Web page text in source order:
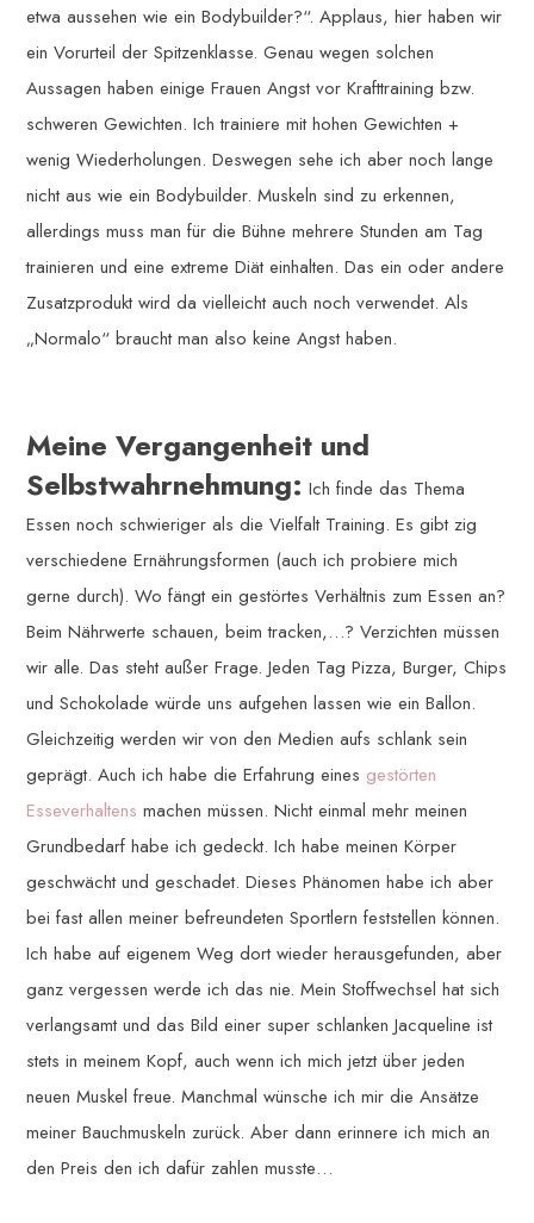
etwa aussehen wie ein Bodybuilder?“. Applaus, hier haben wir
ein Vorurteil der Spitzenklasse. Genau wegen solchen
Aussagen haben einige Frauen Angst vor Krafttraining bzw.
schweren Gewichten. Ich trainiere mit hohen Gewichten +
wenig Wiederholungen. Deswegen sehe ich aber noch lange
nicht aus wie ein Bodybuilder. Muskeln sind zu erkennen,
allerdings muss man für die Bühne mehrere Stunden am Tag
trainieren und eine extreme Diät einhalten. Das ein oder andere
Zusatzprodukt wird da vielleicht auch noch verwendet. Als
„Normalo“ braucht man also keine Angst haben.
Meine Vergangenheit und
Selbstwahrnehmung: Ich finde das Thema
Essen noch schwieriger als die Vielfalt Training. Es gibt zig
verschiedene Ernährungsformen (auch ich probiere mich
gerne durch). Wo fängt ein gestörtes Verhältnis zum Essen an?
Beim Nährwerte schauen, beim tracken,…? Verzichten müssen
wir alle. Das steht außer Frage. Jeden Tag Pizza, Burger, Chips
und Schokolade würde uns aufgehen lassen wie ein Ballon.
Gleichzeitig werden wir von den Medien aufs schlank sein
geprägt. Auch ich habe die Erfahrung eines gestörten
Esseverhaltens machen müssen. Nicht einmal mehr meinen
Grundbedarf habe ich gedeckt. Ich habe meinen Körper
geschwächt und geschadet. Dieses Phänomen habe ich aber
bei fast allen meiner befreundeten Sportlern feststellen können.
Ich habe auf eigenem Weg dort wieder herausgefunden, aber
ganz vergessen werde ich das nie. Mein Stoffwechsel hat sich
verlangsamt und das Bild einer super schlanken Jacqueline ist
stets in meinem Kopf, auch wenn ich mich jetzt über jeden
neuen Muskel freue. Manchmal wünsche ich mir die Ansätze
meiner Bauchmuskeln zurück. Aber dann erinnere ich mich an
den Preis den ich dafür zahlen musste…